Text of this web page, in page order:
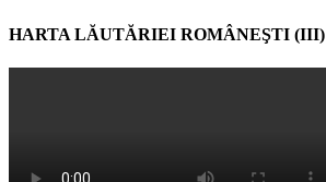
HARTA LĂUTĂRIEI ROMÂNEŞTI (III)